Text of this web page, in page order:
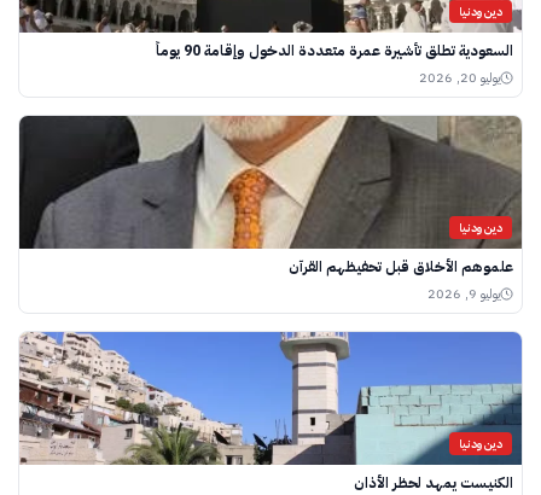
دين ودنيا
السعودية تطلق تأشيرة عمرة متعددة الدخول وإقامة 90 يوماً
يوليو 20, 2026
دين ودنيا
علموهم الأخلاق قبل تحفيظهم القرآن
يوليو 9, 2026
دين ودنيا
الكنيست يمهد لحظر الأذان